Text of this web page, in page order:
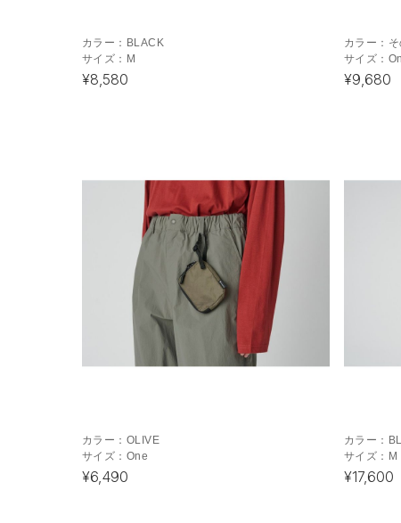
カラー： BLACK
サイズ： M
¥8,580
カラー：
サイズ：
¥9,680
カラー： OLIVE
サイズ： One
¥6,490
カラー：
サイズ： M
¥17,600